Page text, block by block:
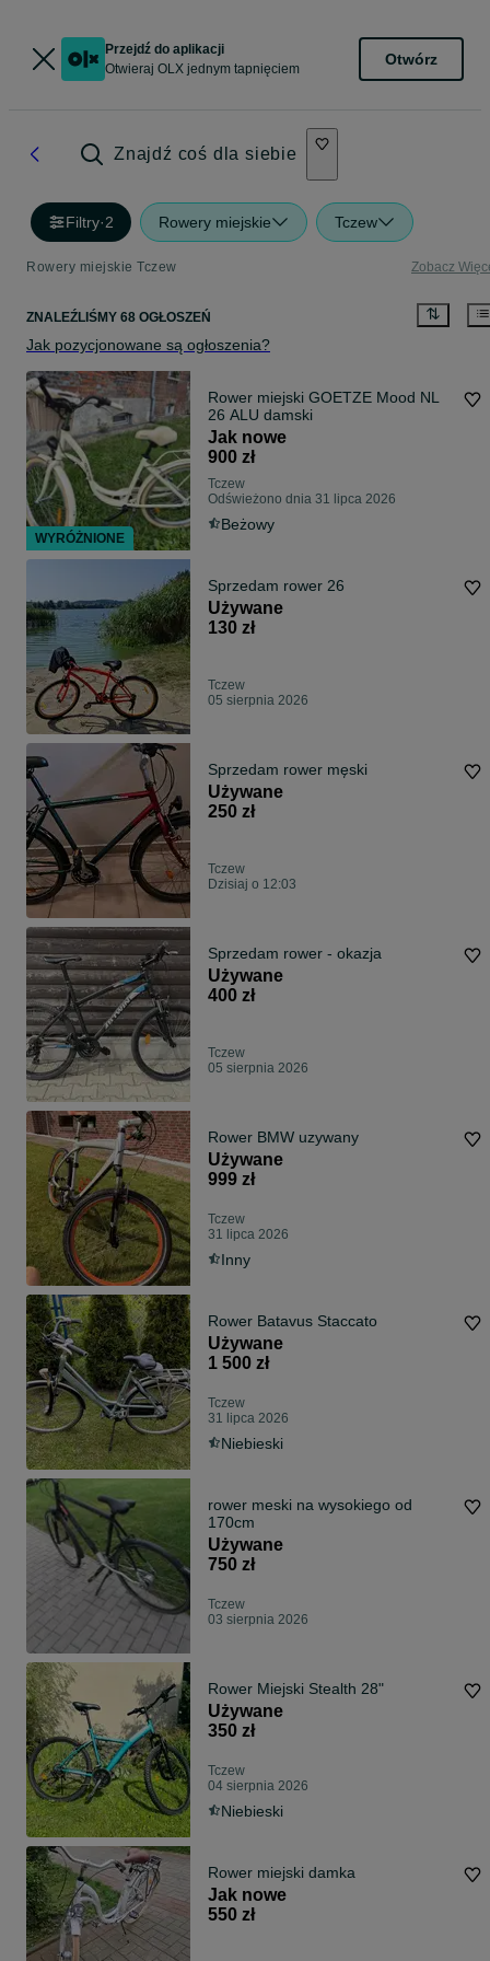
Przejdź do aplikacji
Otwieraj OLX jednym tapnięciem
Otwórz
Znajdź coś dla siebie
Filtry·2 Rowery miejskie Tczew
Rowery miejskie Tczew Zobacz
ZNALEŹLIŚMY 68 OGŁOSZEŃ
Jak pozycjonowane są ogłoszenia?
Rower miejski GOETZE Mood NL
26 ALU damski
Jak nowe
900 zł
Tczew
Odświeżono dnia 31 lipca 2026
Beżowy
Sprzedam rower 26
Używane
130 zł
Tczew
05 sierpnia 2026
Sprzedam rower męski
Używane
250 zł
Tczew
Dzisiaj o 12:03
Sprzedam rower - okazja
Używane
400 zł
Tczew
05 sierpnia 2026
Rower BMW uzywany
Używane
999 zł
Tczew
31 lipca 2026
Inny
Rower Batavus Staccato
Używane
1 500 zł
Tczew
31 lipca 2026
Niebieski
rower meski na wysokiego od
170cm
Używane
750 zł
Tczew
03 sierpnia 2026
Rower Miejski Stealth 28"
Używane
350 zł
Tczew
04 sierpnia 2026
Niebieski
Rower miejski damka
Jak nowe
550 zł
WYRÓŻNIONE